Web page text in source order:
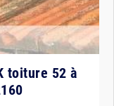
toiture 52 à